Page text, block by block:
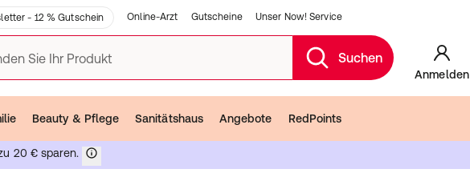
- 12 % Gutschein Online-Arzt Gutscheine Unser Now! Service
Sie Ihr Produkt Suchen
Anmelden
Beauty & Pflege Sanitätshaus Angebote RedPoints
20 € sparen.